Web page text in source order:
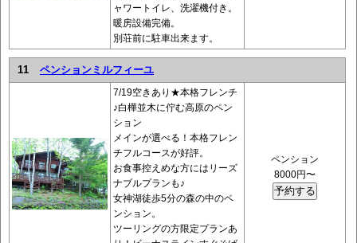
ャワートイレ、洗濯機付き。
暖房設備完備。
別荘前に駐車出来ます。
11 ペンションミルフィーユ
7/19空きあり★本格フレンチ
♪白樺並木に佇む高原のペン
ション
メインが選べる！本格フレン
チフルコースが好評。
お食事控えめな方にはリーズ
ナブルプランも♪
女神湖徒歩5分の森の中のペ
ンション。
ツーリングの方限定プランあ
ペンション
8000円〜